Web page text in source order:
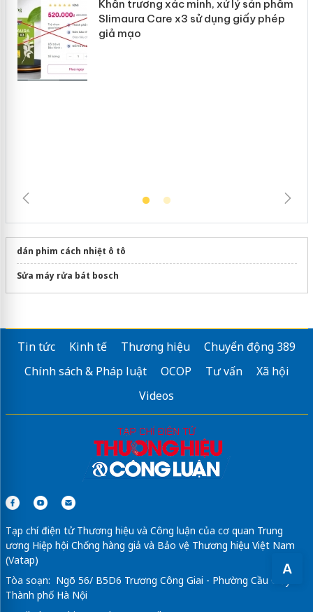
A
Bảo vệ thương hiệu từ gốc: Đừng để
“mất bò mới lo làm chuồng”
dán phim cách nhiệt ô tô
Sửa máy rửa bát bosch
Tin tức Kinh tế Thương hiệu
Chuyển động 389
Chính sách & Pháp luật
OCOP Tư vấn
Xã hội
Videos
Tạp chí điện tử Thương hiệu và Công luận của cơ quan Trung
ương Hiệp hội Chống hàng giả và Bảo vệ Thương hiệu Việt Nam
(Vatap)
Tòa soạn: Ngõ 56/ B5D6 Trương Công Giai - Phường Cầu Giấy -
Thành phố Hà Nội